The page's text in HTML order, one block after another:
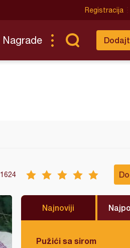
Registracija
Nagrade
1624
Najnoviji
Pužići sa sirom